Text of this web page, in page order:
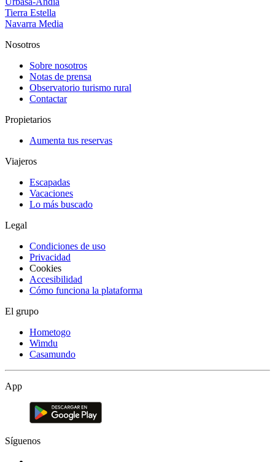
Tierra Estella
Navarra Media
Nosotros
Sobre nosotros
Notas de prensa
Observatorio turismo rural
Contactar
Propietarios
Aumenta tus reservas
Viajeros
Escapadas
Vacaciones
Lo más buscado
Legal
Condiciones de uso
Privacidad
Cookies
Accesibilidad
Cómo funciona la plataforma
El grupo
Hometogo
Wimdu
Casamundo
App
Síguenos